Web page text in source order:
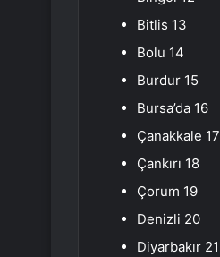
Bitlis 13
Bolu 14
Burdur 15
Bursa’da 16
Çanakkale 17
Çankırı 18
Çorum 19
Denizli 20
Diyarbakır 21